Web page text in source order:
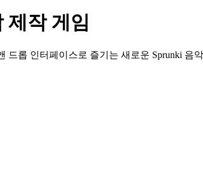
제작 게임
롭 인터페이스로 즐기는 새로운 Sprunki 음